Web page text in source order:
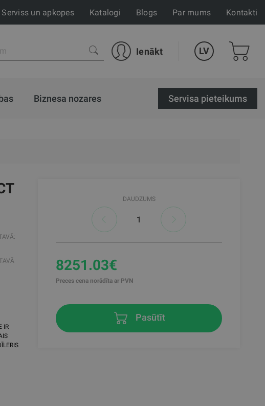
Serviss un apkopes Katalogi Blogs Par mums Kontakti
Ienākt LV
Biznesa nozares Servisa pieteikums
IR
DAUDZUMS
8251.03€
Preces cena norādīta ar PVN
Pasūtīt